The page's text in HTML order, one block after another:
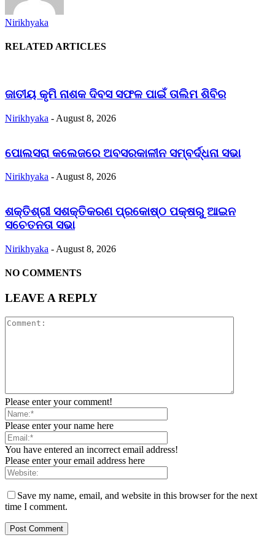
Nirikhyaka
RELATED ARTICLES
ଜାତୀୟ କୃମି ନାଶକ ଦିବସ ସଫଳ ପାଇଁ ତାଲିମ ଶିବିର
Nirikhyaka - August 8, 2026
ପୋଲସରା କଲେଜରେ ଅବସରକାଳୀନ ସମ୍ବର୍ଦ୍ଧନା ସଭା
Nirikhyaka - August 8, 2026
ଶକ୍ତିଶ୍ରୀ ସଶକ୍ତିକରଣ ପ୍ରକୋଷ୍ଠ ପକ୍ଷରୁ ଆଇନ
ସଚେତନତା ସଭା
Nirikhyaka - August 8, 2026
NO COMMENTS
LEAVE A REPLY
Please enter your comment!
Please enter your name here
You have entered an incorrect email address!
Please enter your email address here
Save my name, email, and website in this browser for the next
time I comment.